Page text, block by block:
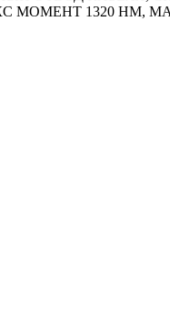
МОМЕНТ 1320 HM,